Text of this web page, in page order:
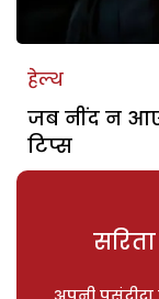
हेल्थ
जब नींद न
टिप्स